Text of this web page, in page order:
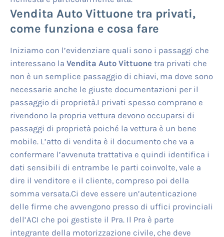
Vendita Auto Vittuone tra privati,
come funziona e cosa fare
Iniziamo con l’evidenziare quali sono i passaggi che
interessano la Vendita Auto Vittuone tra privati che
non è un semplice passaggio di chiavi, ma dove sono
necessarie anche le giuste documentazioni per il
passaggio di proprietà.I privati spesso comprano e
rivendono la propria vettura devono occuparsi di
passaggi di proprietà poiché la vettura è un bene
mobile. L’atto di vendita è il documento che va a
confermare l’avvenuta trattativa e quindi identifica i
dati sensibili di entrambe le parti coinvolte, vale a
dire il venditore e il cliente, compreso poi della
somma versata.Ci deve essere un’autenticazione
delle firme che avvengono presso di uffici provinciali
dell’ACI che poi gestiste il Pra. Il Pra è parte
integrante della motorizzazione civile, che deve